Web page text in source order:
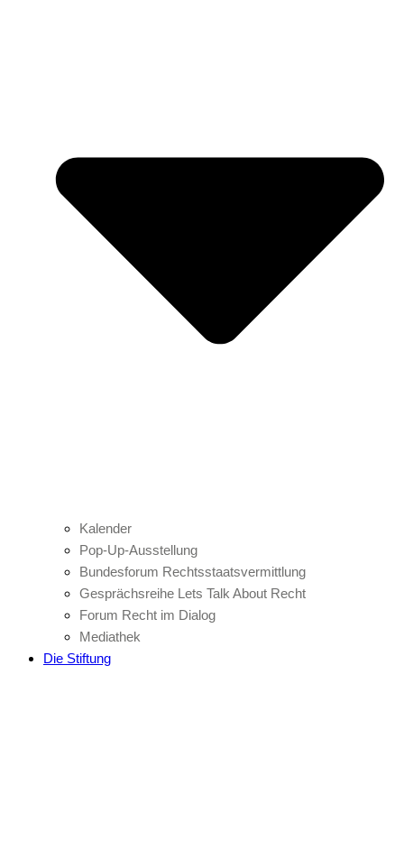
Kalender
Pop-Up-Ausstellung
Bundesforum Rechtsstaatsvermittlung
Gesprächsreihe Lets Talk About Recht
Forum Recht im Dialog
Mediathek
Die Stiftung